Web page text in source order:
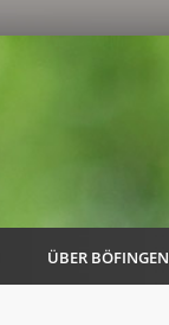
ÜBER BÖFINGEN